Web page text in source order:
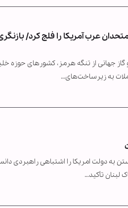
متحدان عرب آمریکا را فلج کرد/
نوشت: اختلال در عبور ۲۰ درصد نفت و گاز جهانی از تنگه هرمز،
به زیرساخت‌های…
به دولت امریکا را اشتباهی راهبردی
لبنان تأکید…